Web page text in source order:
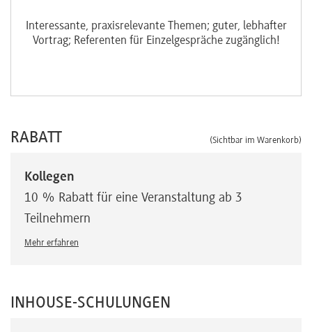
Interessante, praxisrelevante Themen; guter, lebhafter
Vortrag; Referenten für Einzelgespräche zugänglich!
RABATT (Sichtbar im Warenkorb)
Kollegen
10 % Rabatt für eine Veranstaltung ab 3
Teilnehmern
Mehr erfahren
INHOUSE-SCHULUNGEN